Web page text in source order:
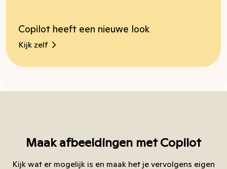
Copilot heeft een nieuwe look
Kijk zelf
Maak afbeeldingen met Copilot
Kijk wat er mogelijk is en maak het je vervolgens eigen